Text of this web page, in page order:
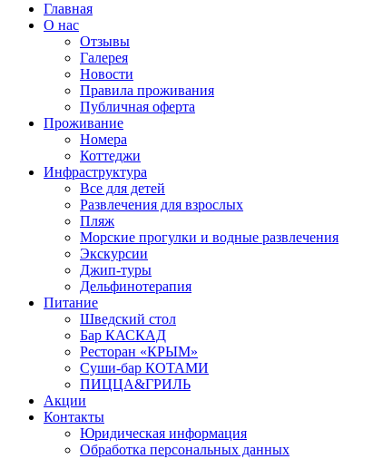
Главная
О нас
Отзывы
Галерея
Новости
Правила проживания
Публичная оферта
Проживание
Номера
Коттеджи
Инфраструктура
Все для детей
Развлечения для взрослых
Пляж
Морские прогулки и водные развлечения
Экскурсии
Джип-туры
Дельфинотерапия
Питание
Шведский стол
Бар КАСКАД
Ресторан «КРЫМ»
Суши-бар КОТАМИ
ПИЦЦА&ГРИЛЬ
Акции
Контакты
Юридическая информация
Обработка персональных данных